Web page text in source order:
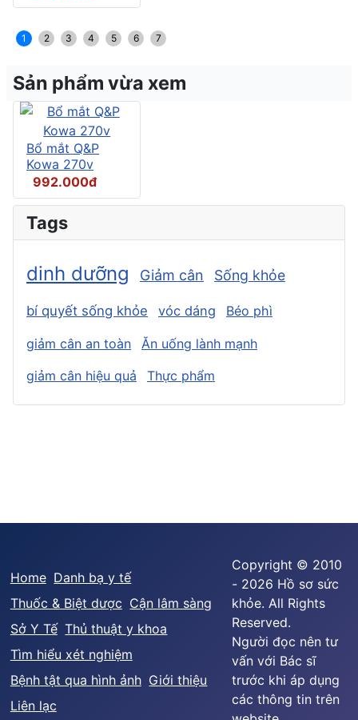
1 2 3 4 5 6 7
Sản phẩm vừa xem
Bổ mắt Q&P
Kowa 270v
992.000đ
Tags
dinh dưỡng Giảm cân Sống khỏe
bí quyết sống khỏe vóc dáng Béo phì
giảm cân an toàn
Ăn uống lành mạnh
giảm cân hiệu quả
Thực phẩm
Home Danh bạ y tế
Thuốc & Biệt dược Cận lâm sàng
Sở Y Tế Thủ thuật y khoa
Tìm hiểu xét nghiệm
Bệnh tật qua hình ảnh Giới thiệu
Liên lạc
Copyright © 2010
- 2026 Hồ sơ sức
khỏe. All Rights
Reserved.
Người đọc nên tư
vấn với Bác sĩ
trước khi áp dụng
các thông tin trên